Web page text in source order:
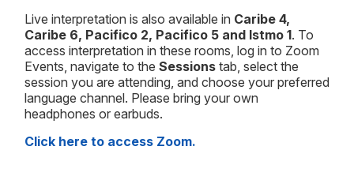
Live interpretation is also available in Caribe 4,
Caribe 6, Pacifico 2, Pacifico 5 and Istmo 1. To
access interpretation in these rooms, log in to Zoom
Events, navigate to the Sessions tab, select the
session you are attending, and choose your preferred
language channel. Please bring your own
headphones or earbuds.
Click here to access Zoom.